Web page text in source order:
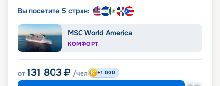
Вы посетите 5 стран:
MSC World America
КОМФОРТ
от 131 803 ₽ /чел +1 000